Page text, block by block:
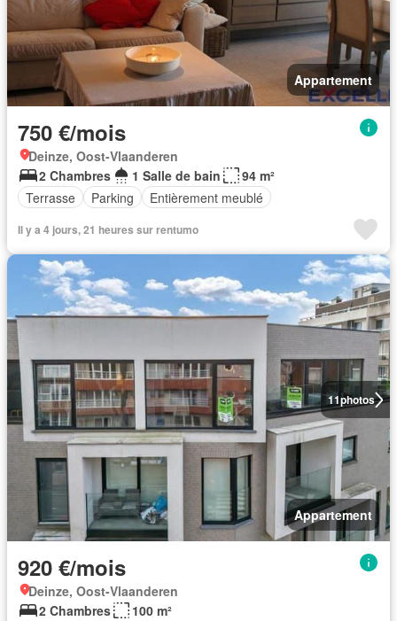
Appartement
750 €/mois
Deinze, Oost-Vlaanderen
2 Chambres
1 Salle de bain
94 m²
Terrasse
Parking Entièrement meublé
Il y a 4 jours, 21 heures sur rentumo
11photos
Appartement
920 €/mois
Deinze, Oost-Vlaanderen
2 Chambres
100 m²